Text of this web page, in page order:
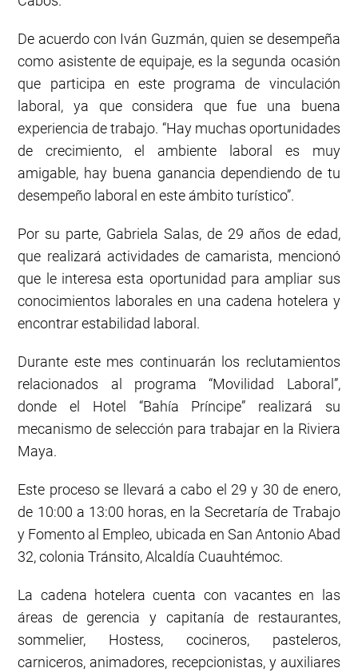
De acuerdo con Iván Guzmán, quien se desempeña
como asistente de equipaje, es la segunda ocasión
que participa en este programa de vinculación
laboral, ya que considera que fue una buena
experiencia de trabajo. “Hay muchas oportunidades
de crecimiento, el ambiente laboral es muy
amigable, hay buena ganancia dependiendo de tu
desempeño laboral en este ámbito turístico”.
Por su parte, Gabriela Salas, de 29 años de edad,
que realizará actividades de camarista, mencionó
que le interesa esta oportunidad para ampliar sus
conocimientos laborales en una cadena hotelera y
encontrar estabilidad laboral.
Durante este mes continuarán los reclutamientos
relacionados al programa “Movilidad Laboral”,
donde el Hotel “Bahía Príncipe” realizará su
mecanismo de selección para trabajar en la Riviera
Maya.
Este proceso se llevará a cabo el 29 y 30 de enero,
de 10:00 a 13:00 horas, en la Secretaría de Trabajo
y Fomento al Empleo, ubicada en San Antonio Abad
32, colonia Tránsito, Alcaldía Cuauhtémoc.
La cadena hotelera cuenta con vacantes en las
áreas de gerencia y capitanía de restaurantes,
sommelier, Hostess, cocineros, pasteleros,
carniceros, animadores, recepcionistas, y auxiliares